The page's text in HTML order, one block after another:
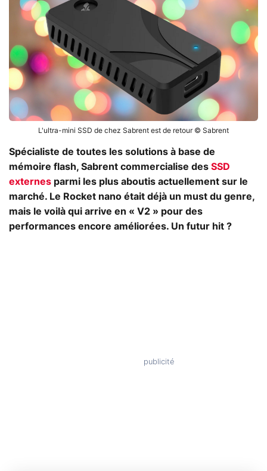
L'ultra-mini SSD de chez Sabrent est de retour © Sabrent
Spécialiste de toutes les solutions à base de
mémoire flash, Sabrent commercialise des SSD
externes parmi les plus aboutis actuellement sur le
marché. Le Rocket nano était déjà un must du genre,
mais le voilà qui arrive en « V2 » pour des
performances encore améliorées. Un futur hit ?